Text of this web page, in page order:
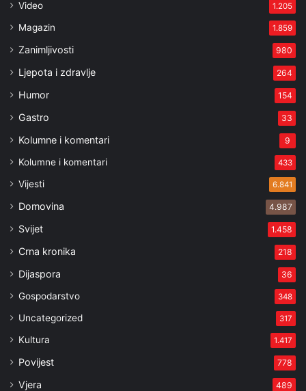
Video 1.205
Magazin 1.859
Zanimljivosti 980
Ljepota i zdravlje 264
Humor 154
Gastro 33
Kolumne i komentari 9
Kolumne i komentari 433
Vijesti 6.841
Domovina 4.987
Svijet 1.458
Crna kronika 218
Dijaspora 36
Gospodarstvo 348
Uncategorized 317
Kultura 1.417
Povijest 778
Vjera 489